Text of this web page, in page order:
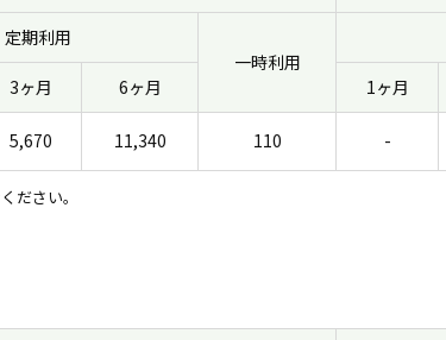
定期利用
一時利用
3ヶ月 6ヶ月 1ヶ月
5,670 11,340 110 -
ださい。